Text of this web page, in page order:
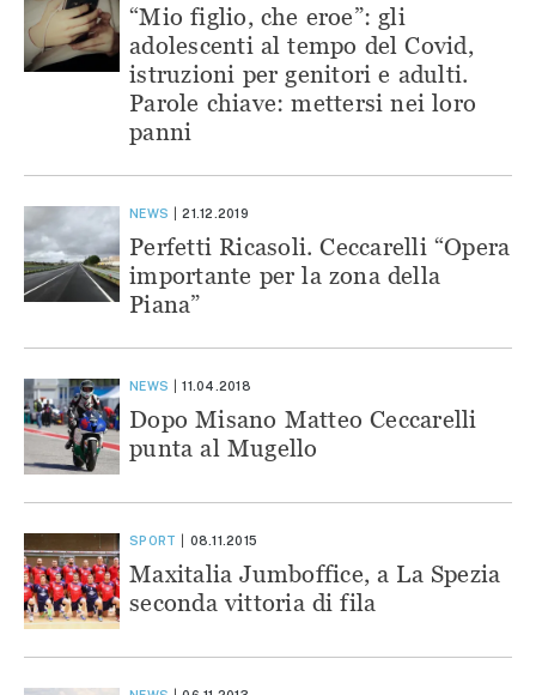
“Mio figlio, che eroe”: gli
adolescenti al tempo del Covid,
istruzioni per genitori e adulti.
Parole chiave: mettersi nei loro
panni
NEWS 21.12.2019
Perfetti Ricasoli. Ceccarelli “Opera
importante per la zona della
Piana”
NEWS 11.04.2018
Dopo Misano Matteo Ceccarelli
punta al Mugello
SPORT 08.11.2015
Maxitalia Jumboffice, a La Spezia
seconda vittoria di fila